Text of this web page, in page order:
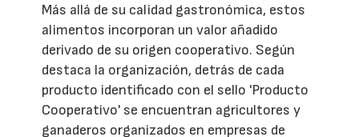
Más allá de su calidad gastronómica, estos
alimentos incorporan un valor añadido
derivado de su origen cooperativo. Según
destaca la organización, detrás de cada
producto identificado con el sello 'Producto
Cooperativo' se encuentran agricultores y
ganaderos organizados en empresas de